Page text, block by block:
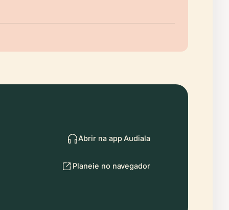
Abrir na app Audiala
Planeie no navegador